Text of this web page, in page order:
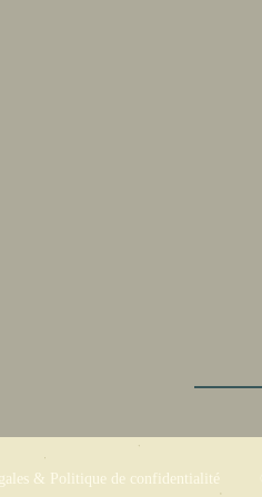
& Politique de confidentialité